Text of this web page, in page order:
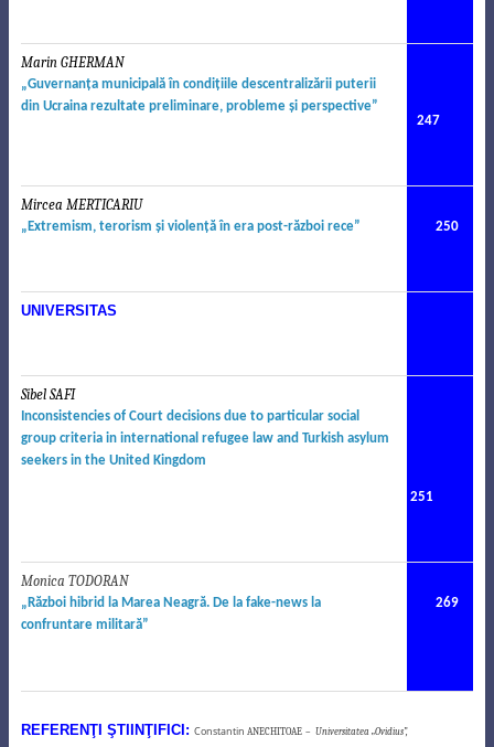
Marin GHERMAN
„Guvernanţa municipal ăîn condiţiile descentralizării puterii
din Ucraina rezultate preliminare, probleme şi perspective”
247
Mircea MERTICARIU
„Extremism, terorism şi violenţă în era post-război rece” 250
UNIVERSITAS
Sibel SAFI
Inconsistencies of Court decisions due to particular social
group criteria in international refugee law and Turkish asylum
seekers in the United Kingdom
251
Monica TODORAN
„Război hibrid la Marea Neagră. De la fake-news la
confruntare militară”
269
REFERENŢI ŞTIINŢIFICI: Constantin ANECHITOAE – Universitatea „Ovidius”,